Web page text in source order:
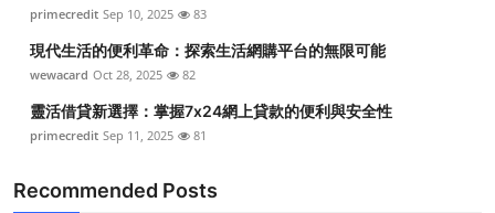
primecredit Sep 10, 2025 83
現代生活的便利革命：探索生活網購平台的無限可能
wewacard Oct 28, 2025 82
靈活借貸新選擇：掌握7x24網上貸款的便利與安全性
primecredit Sep 11, 2025 81
Recommended Posts